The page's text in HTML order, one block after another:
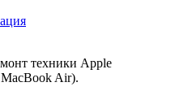
техники Apple
Air).